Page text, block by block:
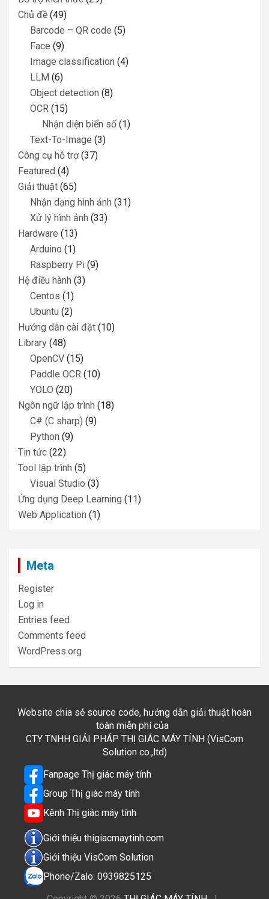
Chủ đề (49)
Barcode – QR code (5)
Face (9)
Image classification (4)
LLM (6)
Object detection (8)
OCR (15)
Nhận diện biển số (1)
Text-To-Image (3)
Công cụ hỗ trợ(37)
Featured (4)
Giải thuật (65)
Nhận dạng hình ảnh (31)
Xử lý hình ảnh (33)
Hardware (13)
Arduino (1)
Raspberry Pi (9)
Hệ điều hành (3)
Centos (1)
Ubuntu (2)
Hướng dẫn cài đặt (10)
Library (48)
OpenCV (15)
Paddle OCR (10)
YOLO (20)
Ngôn ngữ lập trình (18)
C# (C sharp) (9)
Python (9)
Tin tức (22)
Tool lập trình (5)
Visual Studio (3)
Ứng dụng Deep Learning (11)
Web Application (1)
Meta
Register
Log in
Entries feed
Comments feed
WordPress.org
Website chia sẻ source code, hướng dẫn giải thuật hoàn
toàn miễn phí của
CTY TNHH GIẢI PHÁP THỊ GIÁC MÁY TÍNH (VisCom
Solution co.,ltd)
Fanpage Thị giác máy tính
Group Thị giác máy tính
Kênh Thị giác máy tính
Giới thiệu thigiacmaytinh.com
Giới thiệu VisCom Solution
Phone/Zalo: 0939825125